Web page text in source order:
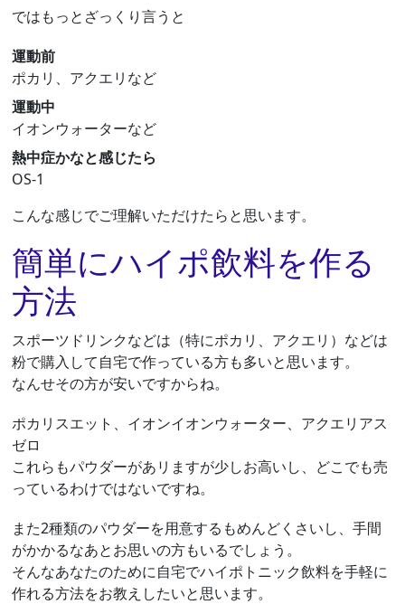
ではもっとざっくり言うと
運動前
ポカリ、アクエリなど
運動中
イオンウォーターなど
熱中症かなと感じたら
OS-1
こんな感じでご理解いただけたらと思います。
簡単にハイポ飲料を作る
方法
スポーツドリンクなどは（特にポカリ、アクエリ）などは
粉で購入して自宅で作っている方も多いと思います。
なんせその方が安いですからね。
ポカリスエット、イオンイオンウォーター、アクエリアス
ゼロ
これらもパウダーがあリますが少しお高いし、どこでも売
っているわけではないですね。
また2種類のパウダーを用意するもめんどくさいし、手間
がかかるなあとお思いの方もいるでしょう。
そんなあなたのために自宅でハイポトニック飲料を手軽に
作れる方法をお教えしたいと思います。